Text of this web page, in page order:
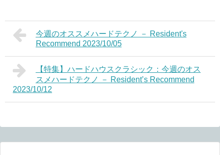
今週のオススメハードテクノ － Resident's
Recommend 2023/10/05
【特集】ハードハウスクラシック：今週のオス
スメハードテクノ － Resident’s Recommend
2023/10/12